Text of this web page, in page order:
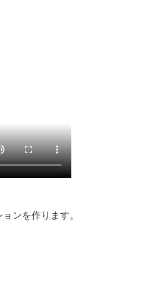
ンを作ります。